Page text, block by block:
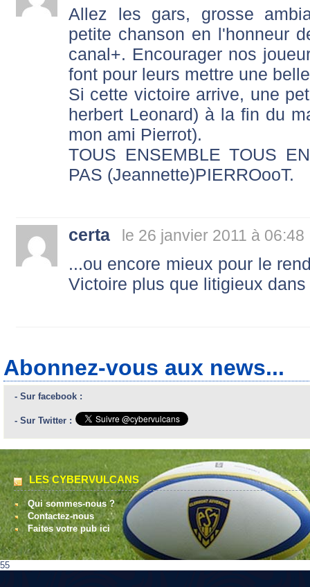
Allez les gars, grosse
petite chanson en l'honneur
canal+. Encourager nos
font pour leurs mettre une
Si cette victoire arrive, une
herbert Leonard) à la fin du
mon ami Pierrot).
TOUS ENSEMBLE TOUS
PAS (Jeannette)PIERROooT.
certa le 26 janvier 2011 à 06:48
...ou encore mieux pour le
Victoire plus que litigieux
Abonnez-vous aux news...
- Sur facebook :
- Sur Twitter :
LES CYBERVULCANS
Qui sommes-nous ?
Contactez-nous
Faites votre pub ici
55